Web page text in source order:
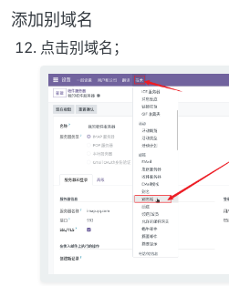
添加别域名
点击别域名；